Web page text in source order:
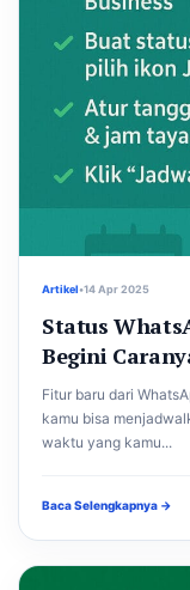
Artikel•14 Apr 2025
Status
Begini
Fitur baru dari
kamu bisa
waktu yang kamu...
Baca Selengkapnya →